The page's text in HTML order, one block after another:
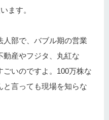
ます。
部で、バブル期の営業
動産やフジタ、丸紅な
いのですよ。100万株な
と言っても現場を知らな